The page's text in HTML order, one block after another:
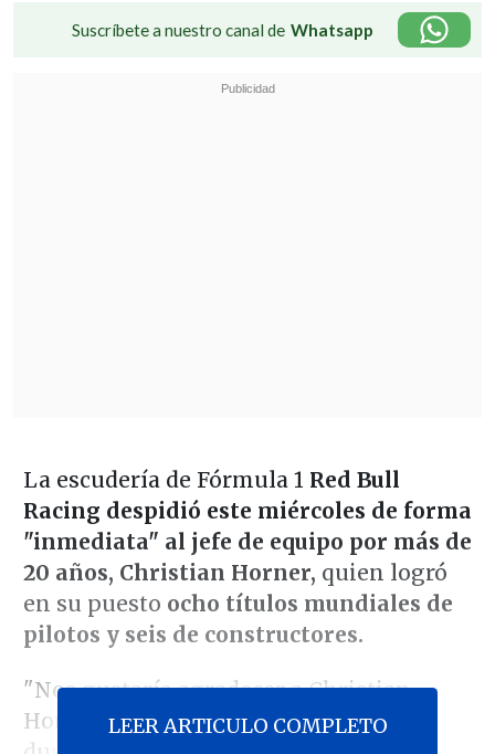
Suscríbete a nuestro canal de Whatsapp
La escudería de Fórmula 1 Red Bull
Racing despidió este miércoles de forma
"inmediata" al jefe de equipo por más de
20 años, Christian Horner, quien logró
en su puesto ocho títulos mundiales de
pilotos y seis de constructores.
"Nos gustaría agradecer a Christian
Horner por su excepcional trabajo
LEER ARTICULO COMPLETO